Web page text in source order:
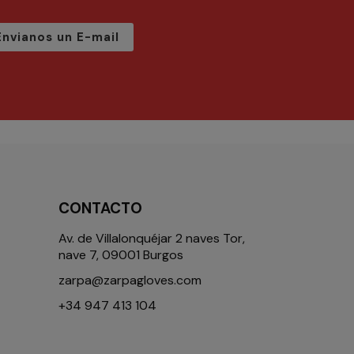
un E-mail
CONTACTO
Av. de Villalonquéjar 2 naves Tor,
nave 7, 09001 Burgos
zarpa@zarpagloves.com
+34 947 413 104